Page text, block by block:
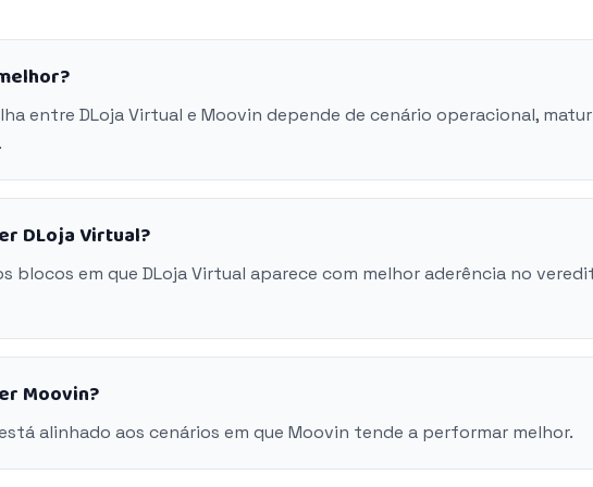
entre DLoja Virtual e Moovin depende de cenário operacional,
DLoja Virtual?
blocos em que DLoja Virtual aparece com melhor aderência no
Moovin?
alinhado aos cenários em que Moovin tende a performar melhor.